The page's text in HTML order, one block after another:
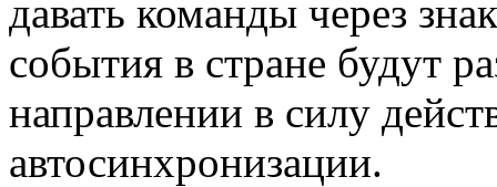
давать команды через
события в стране будут
направлении в силу
автосинхронизации.